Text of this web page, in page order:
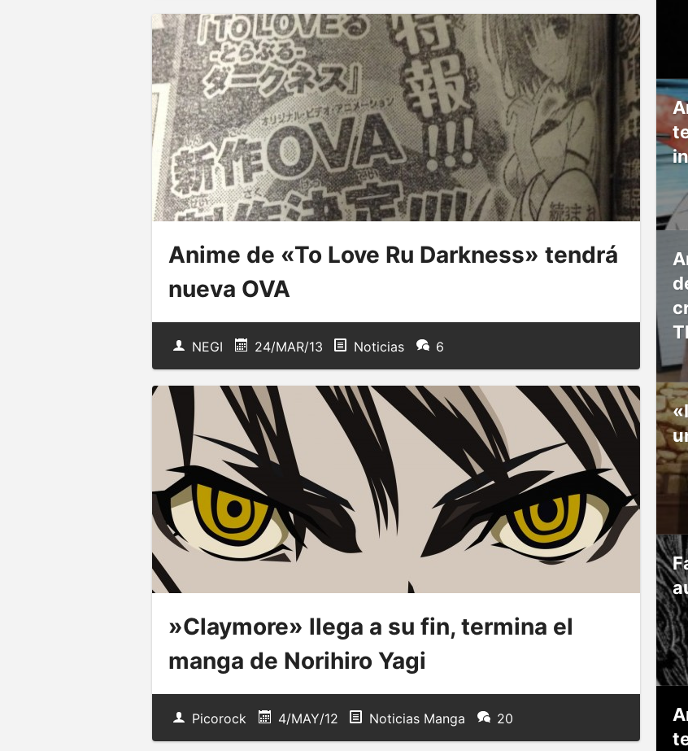
Anime de «To Love Ru Darkness» tendrá
nueva OVA
NEGI 24/MAR/13 Noticias 6
»Claymore» llega a su fin, termina el
manga de Norihiro Yagi
Picorock 4/MAY/12 Noticias Manga 20